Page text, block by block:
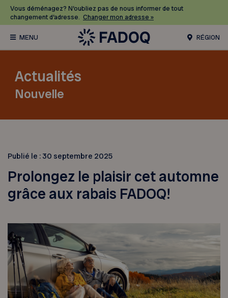
Vous déménagez? N’oubliez pas de nous informer de tout
changement d’adresse. Changer mon adresse »
RÉGION
Actualités
Nouvelle
Publié le : 30 septembre 2025
Prolongez le plaisir cet automne
grâce aux rabais FADOQ!